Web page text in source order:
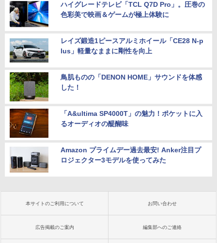
ハイグレードテレビ「TCL Q7D Pro」。圧巻の
色彩美で映画＆ゲームが極上体験に
レイズ鍛造1ピースアルミホイール「CE28 N-p
lus」軽量なままに剛性を向上
鳥肌ものの「DENON HOME」サウンドを体感
した！
「A&ultima SP4000T」の魅力！ポケットに入
るオーディオの醍醐味
Amazon プライムデー過去最安! Anker注目プ
ロジェクター3モデルを使ってみた
本サイトのご利用について お問い合わせ
広告掲載のご案内 編集部へのご連絡